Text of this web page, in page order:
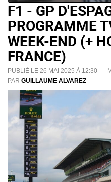
F1 - GP
PROGRAMME
WEEK-END (+
FRANCE)
PUBLIÉ LE 26 MAI 2025 À 12:30
PAR GUILLAUME ALVAREZ